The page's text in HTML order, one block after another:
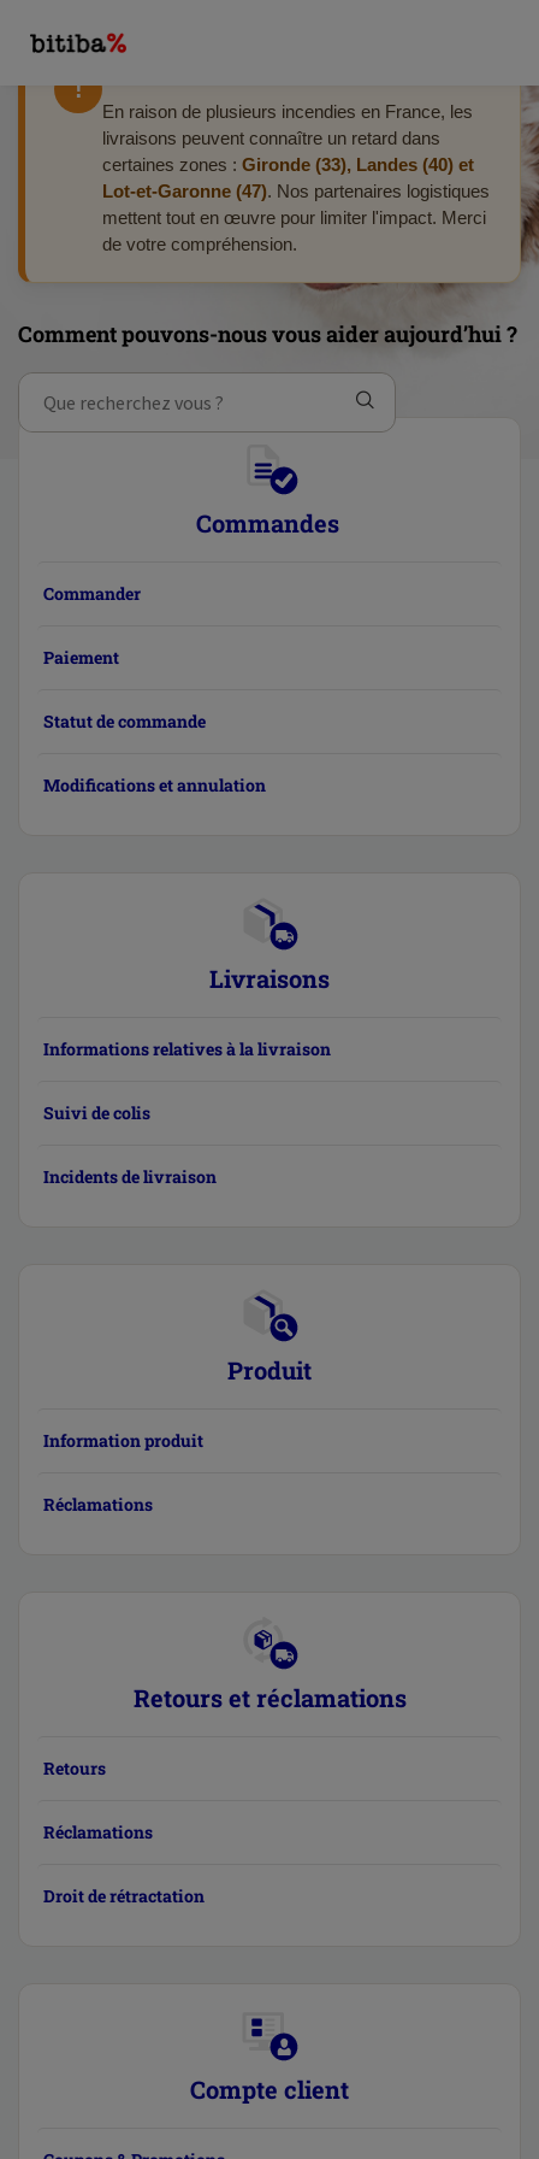
!
En raison de plusieurs incendies en France, les
livraisons peuvent connaître un retard dans
certaines zones : Gironde (33), Landes (40) et
Lot-et-Garonne (47). Nos partenaires logistiques
mettent tout en œuvre pour limiter l'impact. Merci
de votre compréhension.
Comment pouvons-nous vous aider aujourd’hui ?
Commandes
Commander
Paiement
Statut de commande
Modifications et annulation
Livraisons
Informations relatives à la livraison
Suivi de colis
Incidents de livraison
Produit
Information produit
Réclamations
Retours et réclamations
Retours
Réclamations
Droit de rétractation
Compte client